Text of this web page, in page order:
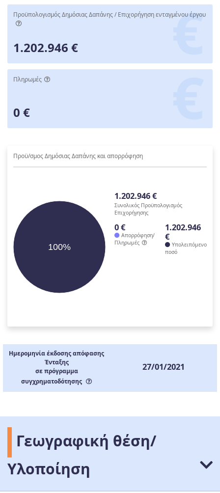
Προϋπολογισμός Δημόσιας Δαπάνης / Επιχορήγηση ενταγμένου έργου
1.202.946 €
Πληρωμές
0 €
Προϋ/σμος Δημόσιας Δαπάνης και απορρόφηση
100%
1.202.946 €
Συνολικός Προϋπολογισμός
Επιχορήγησης
0 €
Απορρόφηση/
Πληρωμές
1.202.946
€
Υπολειπόμενο
ποσό
Ημερομηνία έκδοσης απόφασης
Ένταξης
σε πρόγραμμα
συγχρηματοδότησης
27/01/2021
Γεωγραφική θέση/
Υλοποίηση